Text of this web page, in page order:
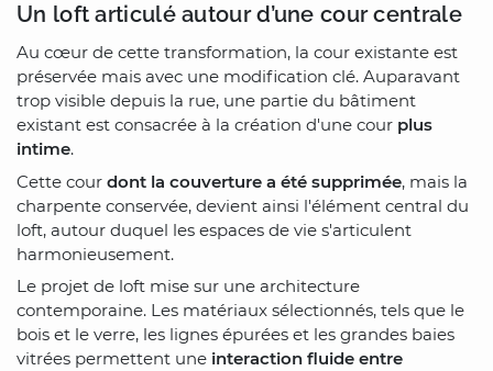
Un loft articulé autour d’une cour centrale
Au cœur de cette transformation, la cour existante est
préservée mais avec une modification clé. Auparavant
trop visible depuis la rue, une partie du bâtiment
existant est consacrée à la création d'une cour plus
intime.
Cette cour dont la couverture a été supprimée, mais la
charpente conservée, devient ainsi l'élément central du
loft, autour duquel les espaces de vie s'articulent
harmonieusement.
Le projet de loft mise sur une architecture
contemporaine. Les matériaux sélectionnés, tels que le
bois et le verre, les lignes épurées et les grandes baies
vitrées permettent une interaction fluide entre